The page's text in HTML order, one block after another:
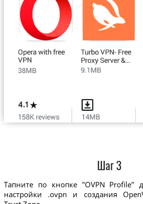
Шаг 3
Тапните по кнопке "OVPN Profile"
настройки .ovpn и создания